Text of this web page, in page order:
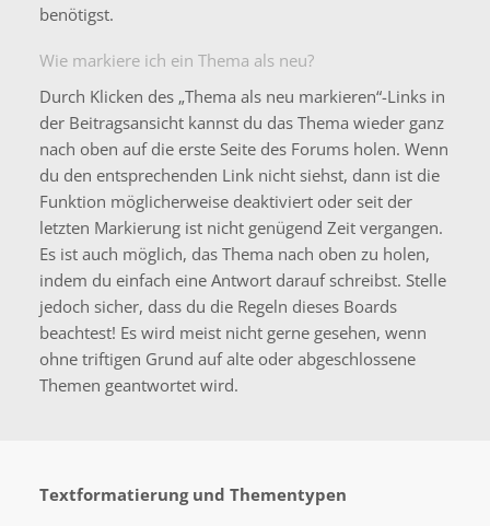
benötigst.
Wie markiere ich ein Thema als neu?
Durch Klicken des „Thema als neu markieren“-Links in
der Beitragsansicht kannst du das Thema wieder ganz
nach oben auf die erste Seite des Forums holen. Wenn
du den entsprechenden Link nicht siehst, dann ist die
Funktion möglicherweise deaktiviert oder seit der
letzten Markierung ist nicht genügend Zeit vergangen.
Es ist auch möglich, das Thema nach oben zu holen,
indem du einfach eine Antwort darauf schreibst. Stelle
jedoch sicher, dass du die Regeln dieses Boards
beachtest! Es wird meist nicht gerne gesehen, wenn
ohne triftigen Grund auf alte oder abgeschlossene
Themen geantwortet wird.
Textformatierung und Thementypen